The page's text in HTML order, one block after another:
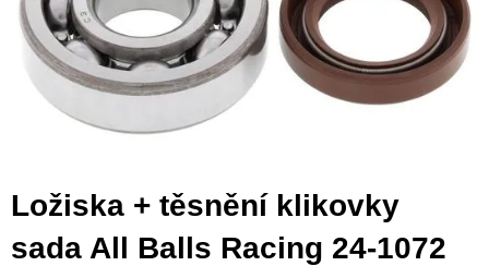
Ložiska + těsnění klikovky
sada All Balls Racing 24-1072